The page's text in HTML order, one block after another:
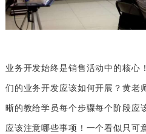
业务开发始终是销售活动中的核心
们的业务开发应该如何开展？黄老
晰的教给学员每个步骤每个阶段应
应该注意哪些事项！一个看似只可